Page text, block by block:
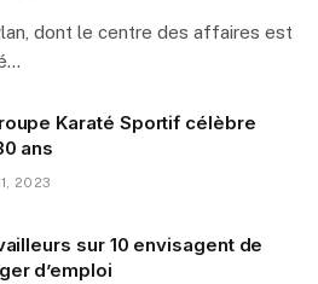
dont le centre des affaires est
Karaté Sportif célèbre
ans
2023
sur 10 envisagent de
d’emploi